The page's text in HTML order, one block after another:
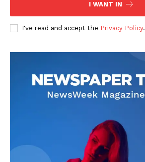
I WANT IN
I've read and accept the Privacy Policy.